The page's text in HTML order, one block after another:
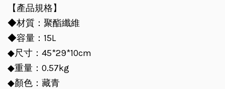
【產品規格】
◆材質：聚酯纖維
◆容量：15L
◆尺寸：45*29*10cm
◆重量：0.57kg
◆顏色：藏青